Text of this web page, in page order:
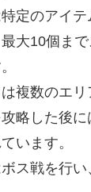
定のアイテ
大10個ま
複数のエリ
略した後に
います。
ス戦を行い